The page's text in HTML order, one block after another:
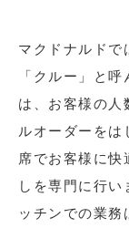
マクドナルドで
「クルー」と
は、お客様の人
ルオーダーをは
席でお客様に快
しを専門に行
ッチンでの業務